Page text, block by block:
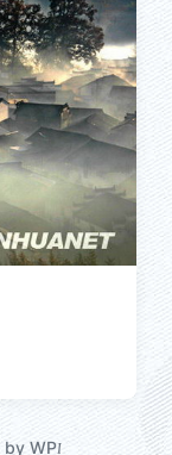
WPI